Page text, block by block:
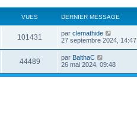
VUES DERNIER MESSAGE
101431 par clemathide
27 septembre 2024, 14:47
44489 par BalthaC
26 mai 2024, 09:48